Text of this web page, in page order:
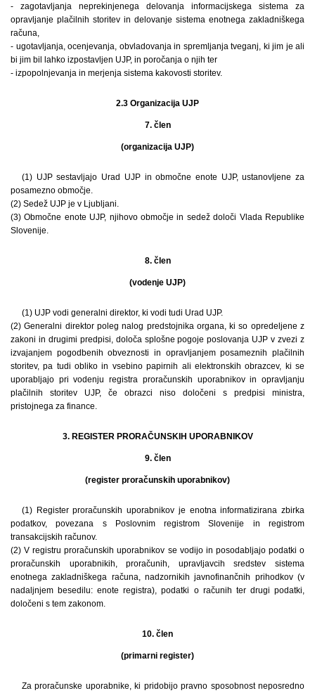
- zagotavljanja neprekinjenega delovanja informacijskega sistema za
opravljanje plačilnih storitev in delovanje sistema enotnega zakladniškega
računa,
- ugotavljanja, ocenjevanja, obvladovanja in spremljanja tveganj, ki jim je ali
bi jim bil lahko izpostavljen UJP, in poročanja o njih ter
- izpopolnjevanja in merjenja sistema kakovosti storitev.
2.3 Organizacija UJP
7. člen
(organizacija UJP)
(1) UJP sestavljajo Urad UJP in območne enote UJP, ustanovljene za
posamezno območje.
(2) Sedež UJP je v Ljubljani.
(3) Območne enote UJP, njihovo območje in sedež določi Vlada Republike
Slovenije.
8. člen
(vodenje UJP)
(1) UJP vodi generalni direktor, ki vodi tudi Urad UJP.
(2) Generalni direktor poleg nalog predstojnika organa, ki so opredeljene z
zakoni in drugimi predpisi, določa splošne pogoje poslovanja UJP v zvezi z
izvajanjem pogodbenih obveznosti in opravljanjem posameznih plačilnih
storitev, pa tudi obliko in vsebino papirnih ali elektronskih obrazcev, ki se
uporabljajo pri vodenju registra proračunskih uporabnikov in opravljanju
plačilnih storitev UJP, če obrazci niso določeni s predpisi ministra,
pristojnega za finance.
3. REGISTER PRORAČUNSKIH UPORABNIKOV
9. člen
(register proračunskih uporabnikov)
(1) Register proračunskih uporabnikov je enotna informatizirana zbirka
podatkov, povezana s Poslovnim registrom Slovenije in registrom
transakcijskih računov.
(2) V registru proračunskih uporabnikov se vodijo in posodabljajo podatki o
proračunskih uporabnikih, proračunih, upravljavcih sredstev sistema
enotnega zakladniškega računa, nadzornikih javnofinančnih prihodkov (v
nadaljnjem besedilu: enote registra), podatki o računih ter drugi podatki,
določeni s tem zakonom.
10. člen
(primarni register)
Za proračunske uporabnike, ki pridobijo pravno sposobnost neposredno